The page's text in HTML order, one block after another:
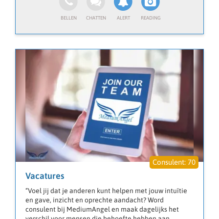
70
Vacatures
“Voel jij dat je anderen kunt helpen met jouw intuïtie
en gave, inzicht en oprechte aandacht? Word
consulent bij MediumAngel en maak dagelijks het